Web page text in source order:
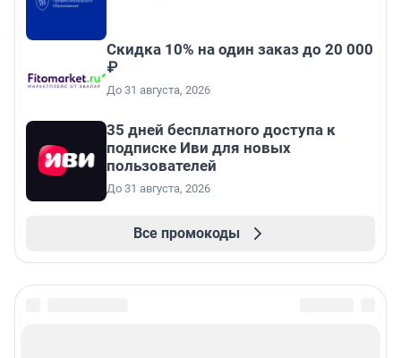
Скидка 10% на один заказ до 20 000
₽
До 31 августа, 2026
35 дней бесплатного доступа к
подписке Иви для новых
пользователей
До 31 августа, 2026
Все промокоды